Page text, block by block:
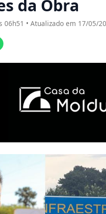
da Obra
06h51 • Atualizado em 17/05/